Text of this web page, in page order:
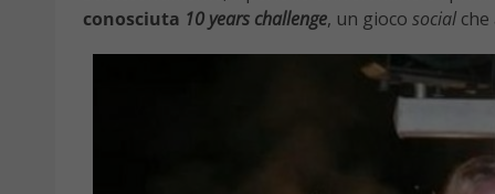
conosciuta 10 years challenge, un gioco social